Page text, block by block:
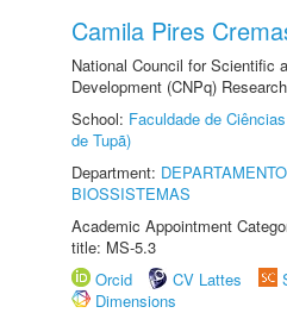
Camila Pires
National Council for Scientific
Development (CNPq)
School: Faculdade de
de Tupã)
Department:
BIOSSISTEMAS
Academic Appointment
title: MS-5.3
Orcid
CV Lattes
Dimensions